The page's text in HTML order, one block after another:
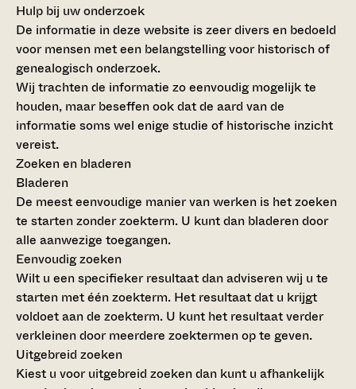
Hulp bij uw onderzoek
De informatie in deze website is zeer divers en bedoeld
voor mensen met een belangstelling voor historisch of
genealogisch onderzoek.
Wij trachten de informatie zo eenvoudig mogelijk te
houden, maar beseffen ook dat de aard van de
informatie soms wel enige studie of historische inzicht
vereist.
Zoeken en bladeren
Bladeren
De meest eenvoudige manier van werken is het zoeken
te starten zonder zoekterm. U kunt dan bladeren door
alle aanwezige toegangen.
Eenvoudig zoeken
Wilt u een specifieker resultaat dan adviseren wij u te
starten met één zoekterm. Het resultaat dat u krijgt
voldoet aan de zoekterm. U kunt het resultaat verder
verkleinen door meerdere zoektermen op te geven.
Uitgebreid zoeken
Kiest u voor uitgebreid zoeken dan kunt u afhankelijk